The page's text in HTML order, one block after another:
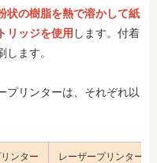
状の樹脂を熱で溶かして紙
リッジを使用 します。付着
ます。
プリンターは、それぞれ以
ンター レーザープリンター